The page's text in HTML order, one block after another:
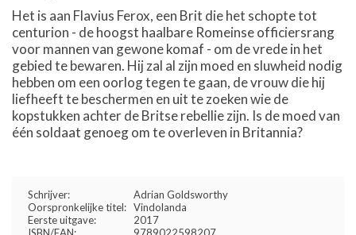
Het is aan Flavius Ferox, een Brit die het schopte tot
centurion - de hoogst haalbare Romeinse officiersrang
voor mannen van gewone komaf - om de vrede in het
gebied te bewaren. Hij zal al zijn moed en sluwheid nodig
hebben om een oorlog tegen te gaan, de vrouw die hij
liefheeft te beschermen en uit te zoeken wie de
kopstukken achter de Britse rebellie zijn. Is de moed van
één soldaat genoeg om te overleven in Britannia?
Schrijver:
Adrian Goldsworthy
Oorspronkelijke titel: Vindolanda
Eerste uitgave:
2017
ISBN/EAN:
9789022598207